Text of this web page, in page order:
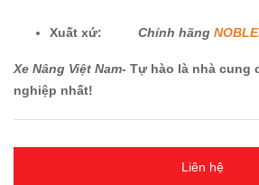
Xuất xứ: Chính hãng
Xe Nâng Việt Nam- Tự hào là nhà cung
nghiệp nhất!
Liên hệ